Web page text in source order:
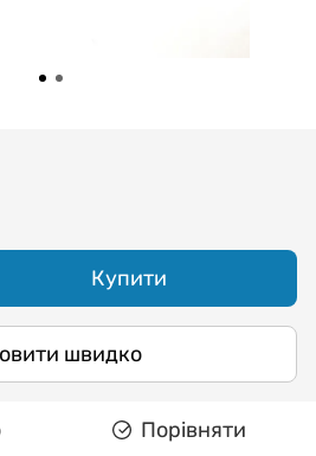
Купити
швидко
Порівняти